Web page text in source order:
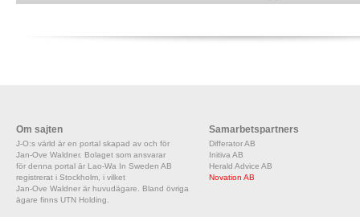
Om sajten
J-O:s värld är en portal skapad av och för
Jan-Ove Waldner. Bolaget som ansvarar
för denna portal är Lao-Wa In Sweden AB
registrerat i Stockholm, i vilket
Jan-Ove Waldner är huvudägare. Bland övriga
ägare finns UTN Holding.
Samarbetspartners
Differator AB
Initiva AB
Herald Advice AB
Novation AB